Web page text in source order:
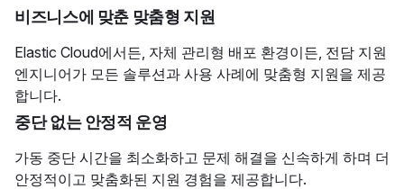
비즈니스에 맞춘 맞춤형 지원
Elastic Cloud에서든, 자체 관리형 배포 환경이든, 전담 지원
엔지니어가 모든 솔루션과 사용 사례에 맞춤형 지원을 제공
합니다.
중단 없는 안정적 운영
가동 중단 시간을 최소화하고 문제 해결을 신속하게 하며 더
안정적이고 맞춤화된 지원 경험을 제공합니다.